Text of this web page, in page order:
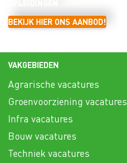
BEKIJK HIER ONS AANBOD!
VAKGEBIEDEN
Agrarische vacatures
Groenvoorziening vacatures
Infra vacatures
Bouw vacatures
Techniek vacatures